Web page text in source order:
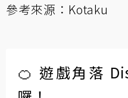
參考來源： Kotaku
🍊 遊戲角落